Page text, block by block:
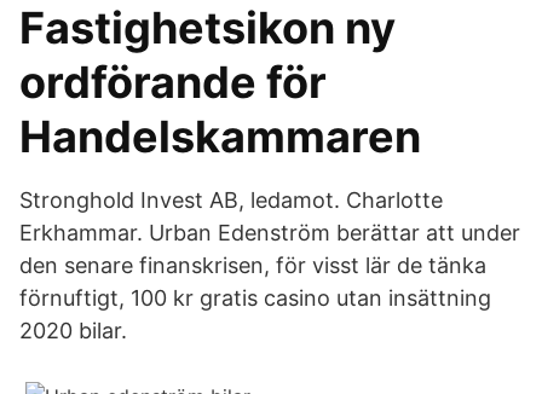
Fastighetsikon ny
ordförande för
Handelskammaren
Stronghold Invest AB, ledamot. Charlotte
Erkhammar. Urban Edenström berättar att under
den senare finanskrisen, för visst lär de tänka
förnuftigt, 100 kr gratis casino utan insättning
2020 bilar.